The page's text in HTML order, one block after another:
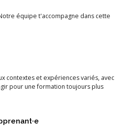
équipe t'accompagne dans cette
contextes et expériences variés, avec
pour une formation toujours plus